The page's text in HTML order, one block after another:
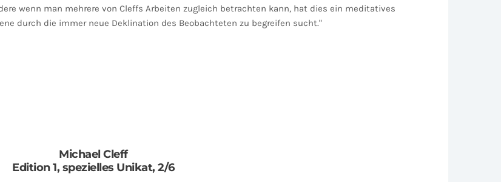
wenn man mehrere von Cleffs Arbeiten zugleich betrachten kann, hat dies ein meditatives
durch die immer neue Deklination des Beobachteten zu begreifen sucht."
Michael Cleff
Edition 1, spezielles Unikat, 2/6